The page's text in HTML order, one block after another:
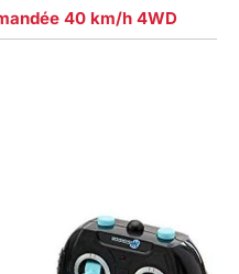
40 km/h 4WD